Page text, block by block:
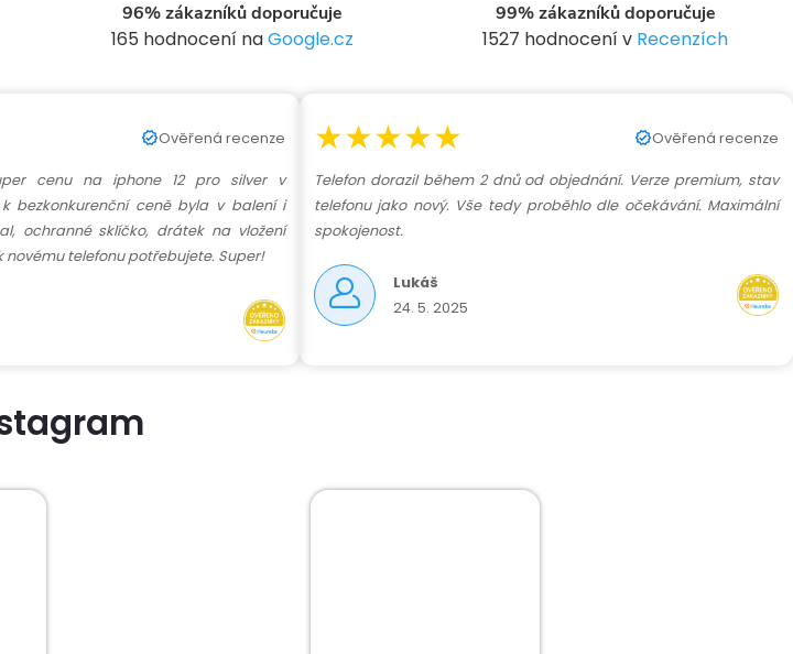
96% zákazníků doporučuje
165 hodnocení naGoogle.cz
99% zákazníků doporučuje
1527 hodnocení v Recenzích
Ověřená recenze
cenu na iphone 12 pro silver v
bezkonkurenční ceně byla v balení i
ochranné sklíčko, drátek na vložení
novému telefonu potřebujete. Super!
★★★★★ Ověřená recenze
Telefon dorazil během 2 dnů od objednání. Verze premium, stav
telefonu jako nový. Vše tedy proběhlo dle očekávání. Maximální
spokojenost.
Lukáš
24. 5. 2025